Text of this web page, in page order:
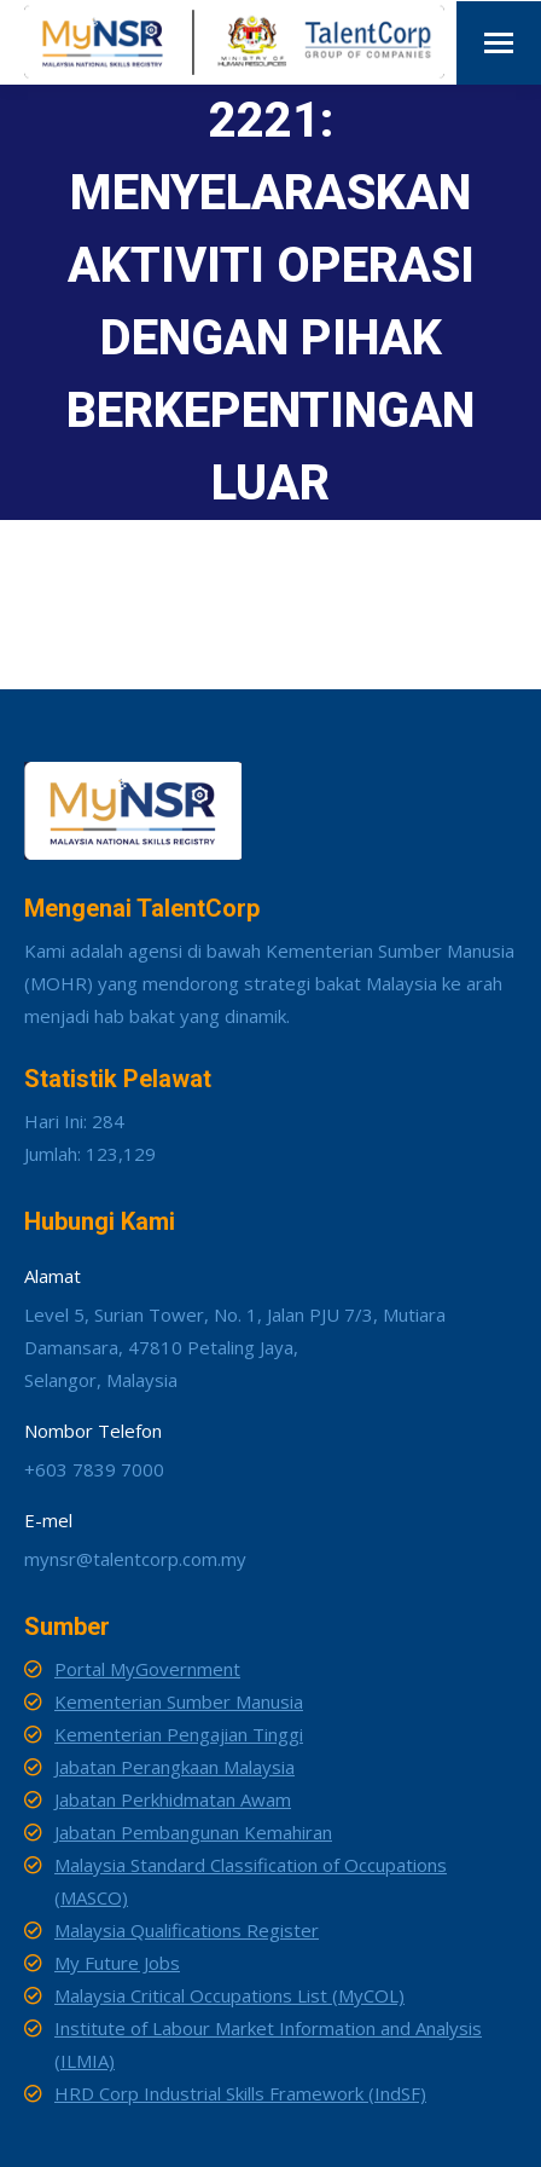
2221:
MENYELARASKAN
AKTIVITI OPERASI
DENGAN PIHAK
BERKEPENTINGAN
LUAR
Mengenai TalentCorp
Kami adalah agensi di bawah Kementerian Sumber Manusia
(MOHR) yang mendorong strategi bakat Malaysia ke arah
menjadi hab bakat yang dinamik.
Statistik Pelawat
Hari Ini: 284
Jumlah: 123,129
Hubungi Kami
Alamat
Level 5, Surian Tower, No. 1, Jalan PJU 7/3, Mutiara
Damansara, 47810 Petaling Jaya,
Selangor, Malaysia
Nombor Telefon
+603 7839 7000
E-mel
mynsr@talentcorp.com.my
Sumber
Portal MyGovernment
Kementerian Sumber Manusia
Kementerian Pengajian Tinggi
Jabatan Perangkaan Malaysia
Jabatan Perkhidmatan Awam
Jabatan Pembangunan Kemahiran
Malaysia Standard Classification of Occupations
(MASCO)
Malaysia Qualifications Register
My Future Jobs
Malaysia Critical Occupations List (MyCOL)
Institute of Labour Market Information and Analysis
(ILMIA)
HRD Corp Industrial Skills Framework (IndSF)